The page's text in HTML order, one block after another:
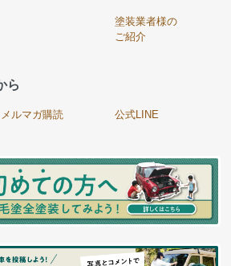
塗装業者様の
ご紹介
ら
メルマガ購読 公式LINE